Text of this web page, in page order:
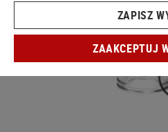
ZAPISZ
ZAAKCEPTUJ